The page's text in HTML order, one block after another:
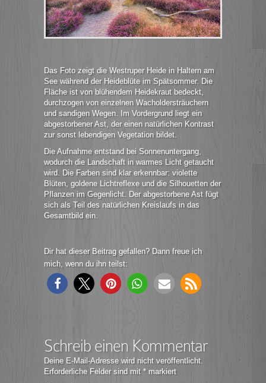
Das Foto zeigt die Westruper Heide in Haltern am
See während der Heideblüte im Spätsommer. Die
Fläche ist von blühendem Heidekraut bedeckt,
durchzogen von einzelnen Wacholdersträuchern
und sandigen Wegen. Im Vordergrund liegt ein
abgestorbener Ast, der einen natürlichen Kontrast
zur sonst lebendigen Vegetation bildet.
Die Aufnahme entstand bei Sonnenuntergang,
wodurch die Landschaft in warmes Licht getaucht
wird. Die Farben sind klar erkennbar: violette
Blüten, goldene Lichtreflexe und die Silhouetten der
Pflanzen im Gegenlicht. Der abgestorbene Ast fügt
sich als Teil des natürlichen Kreislaufs in das
Gesamtbild ein.
Dir hat dieser Beitrag gefallen? Dann freue ich
mich, wenn du ihn teilst:
Schreib einen Kommentar
Deine E-Mail-Adresse wird nicht veröffentlicht.
Erforderliche Felder sind mit * markiert